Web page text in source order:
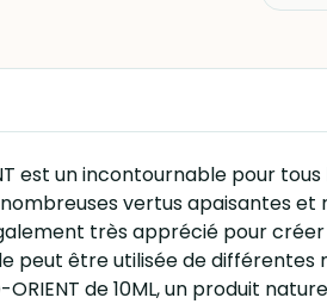
est un incontournable pour
vertus apaisantes
très apprécié pour
peut être utilisée de
de 10ML, un produit